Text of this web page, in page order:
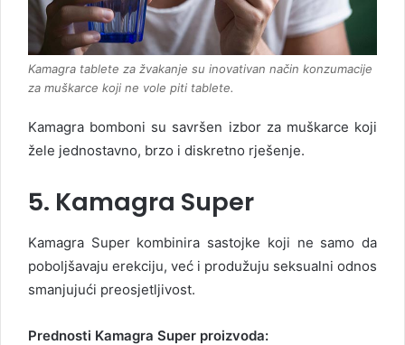
Kamagra tablete za žvakanje su inovativan način konzumacije
za muškarce koji ne vole piti tablete.
Kamagra bomboni su savršen izbor za muškarce koji
žele jednostavno, brzo i diskretno rješenje.
5. Kamagra Super
Kamagra Super kombinira sastojke koji ne samo da
poboljšavaju erekciju, već i produžuju seksualni odnos
smanjujući preosjetljivost.
Prednosti Kamagra Super proizvoda: